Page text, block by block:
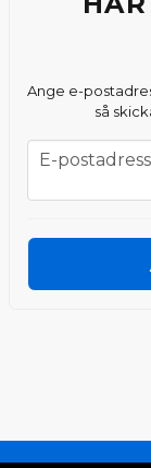
Ange e-
så
E-postadress
E-postadress